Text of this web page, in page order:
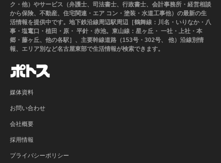
ク・他）やサービス（弁護士、司法書士、行政書士、会計事務所・経営相談
から保険、不動産、住宅関連・エア コン・塗装・水道工事他）の最新の生
活情報を提供中です。地下鉄沿線周辺駅周辺［鶴舞線：川名・いりなか・八
事・塩竃口・植田・原・ 平針・赤池。東山線：星ヶ丘・ 一社・上社・本
郷・藤ヶ丘、他の各駅］、主要幹線道路（153号・302号、 他）沿線別情
報、エリア別など名古屋東部で生活情報が検索できます。
媒体資料
お問い合わせ
会社概要
採用情報
プライバシーポリシー